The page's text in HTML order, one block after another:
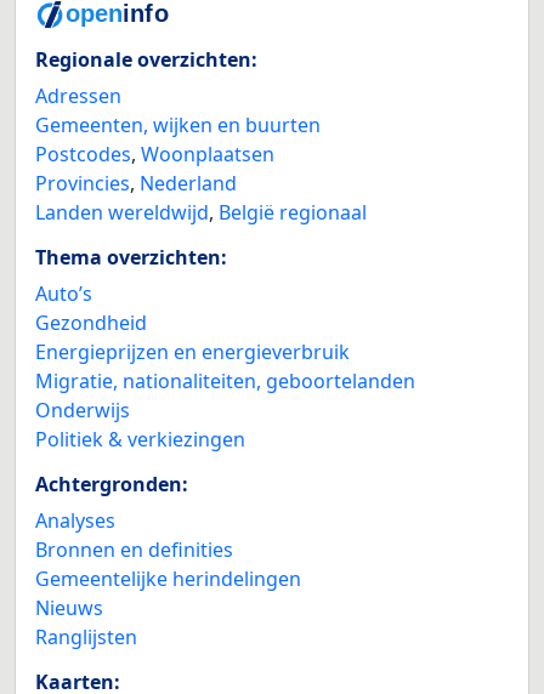
Regionale overzichten:
Adressen
Gemeenten, wijken en buurten
Postcodes, Woonplaatsen
Provincies, Nederland
Landen wereldwijd, België regionaal
Thema overzichten:
Auto’s
Gezondheid
Energieprijzen en energieverbruik
Migratie, nationaliteiten, geboortelanden
Onderwijs
Politiek & verkiezingen
Achtergronden:
Analyses
Bronnen en definities
Gemeentelijke herindelingen
Nieuws
Ranglijsten
Kaarten: